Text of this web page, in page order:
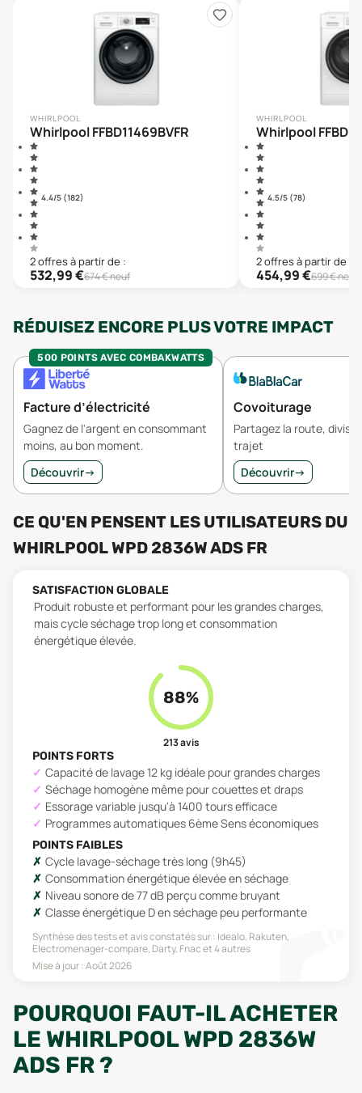
WHIRLPOOL
Whirlpool FFBD11469BVFR
4.4/5 (182)
2offresà partir de :
532,99€674€ neuf
WHIRLPOOL
Whirlpool
4.5/5 (78)
2offresà partir de :
454,99€699€ neuf
RÉDUISEZ ENCORE PLUS VOTRE IMPACT
500 POINTS AVEC COMBAKWATTS
Facture d’électricité
Gagnez de l'argent en consommant
moins, au bon moment.
Découvrir→
Covoiturage
Partagez la route,
trajet
Découvrir→
CE QU'EN PENSENT LES UTILISATEURS DU
WHIRLPOOL WPD 2836W ADS FR
SATISFACTION GLOBALE
Produit robuste et performant pour les grandes charges,
mais cycle séchage trop long et consommation
énergétique élevée.
88%
213avis
POINTS FORTS
Capacité de lavage 12 kg idéale pour grandes charges
Séchage homogène même pour couettes et draps
Essorage variable jusqu'à 1400 tours efficace
Programmes automatiques 6ème Sens économiques
POINTS FAIBLES
Cycle lavage-séchage très long (9h45)
Consommation énergétique élevée en séchage
Niveau sonore de 77 dB perçu comme bruyant
Classe énergétique D en séchage peu performante
Synthèse des tests et avis constatés sur : Idealo, Rakuten,
Electromenager-compare, Darty, Fnacet 4 autres
Mise à jour :Août 2026
POURQUOI FAUT-IL ACHETER
LE WHIRLPOOL WPD 2836W
ADS FR ?